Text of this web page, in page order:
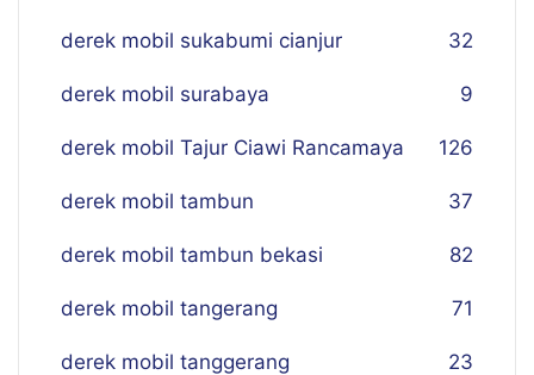
derek mobil sukabumi cianjur 32
derek mobil surabaya 9
derek mobil Tajur Ciawi Rancamaya 126
derek mobil tambun 37
derek mobil tambun bekasi 82
derek mobil tangerang 71
derek mobil tanggerang 23